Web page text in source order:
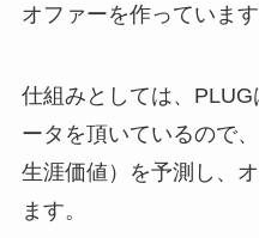
オファーを作っています
仕組みとしては、
ータを頂いているので
生涯価値）を予測し、
ます。